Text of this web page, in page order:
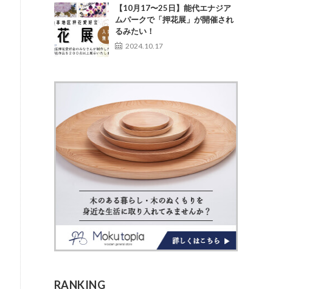
【10月17〜25日】能代エナジア
ムパークで「押花展」が開催され
るみたい！
2024.10.17
RANKING